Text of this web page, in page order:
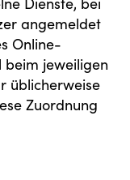
angemeldet
Online-
beim jeweiligen
üblicherweise
Zuordnung